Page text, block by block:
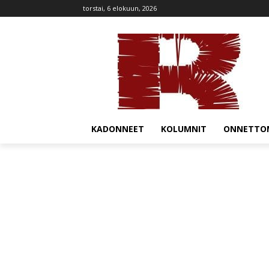
torstai, 6 elokuun, 2026
KADONNEET KOLUMNIT